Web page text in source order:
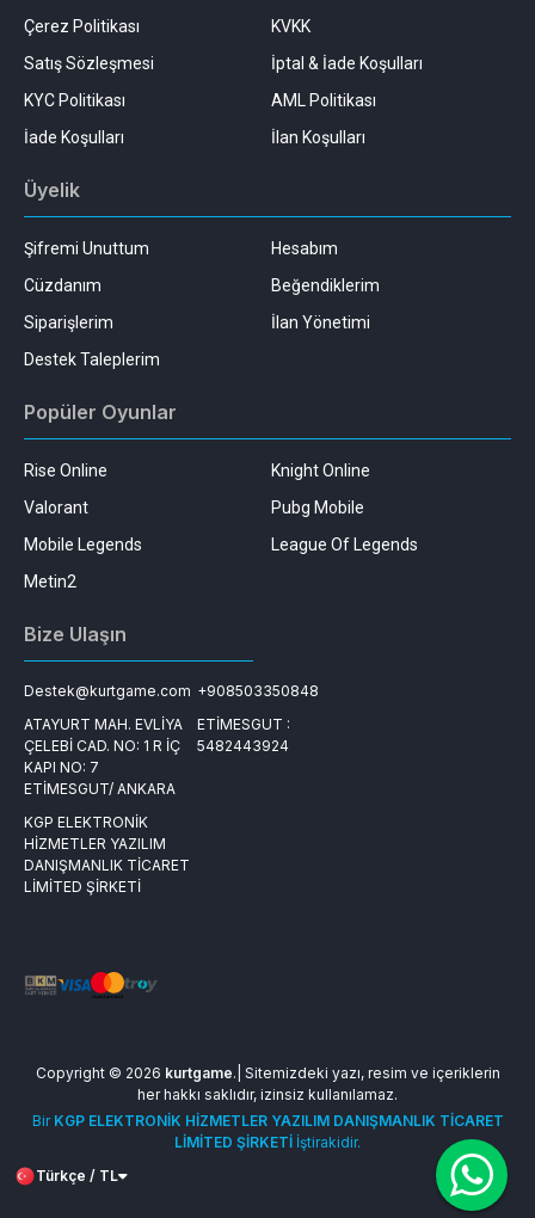
Çerez Politikası
KVKK
Satış Sözleşmesi
İptal & İade Koşulları
KYC Politikası
AML Politikası
İade Koşulları
İlan Koşulları
Üyelik
Şifremi Unuttum
Hesabım
Cüzdanım
Beğendiklerim
Siparişlerim
İlan Yönetimi
Destek Taleplerim
Popüler Oyunlar
Rise Online
Knight Online
Valorant
Pubg Mobile
Mobile Legends
League Of Legends
Metin2
Bize Ulaşın
Destek@kurtgame.com +908503350848
ATAYURT MAH. EVLİYA
ÇELEBİ CAD. NO: 1 R İÇ
KAPI NO: 7
ETİMESGUT/ ANKARA
ETİMESGUT :
5482443924
KGP ELEKTRONİK
HİZMETLER YAZILIM
DANIŞMANLIK TİCARET
LİMİTED ŞİRKETİ
Copyright © 2026 kurtgame.| Sitemizdeki yazı, resim ve içeriklerin
her hakkı saklıdır, izinsiz kullanılamaz.
Bir KGP ELEKTRONİK HİZMETLER YAZILIM DANIŞMANLIK TİCARET
LİMİTED ŞİRKETİ İştirakidir.
Türkçe / TL